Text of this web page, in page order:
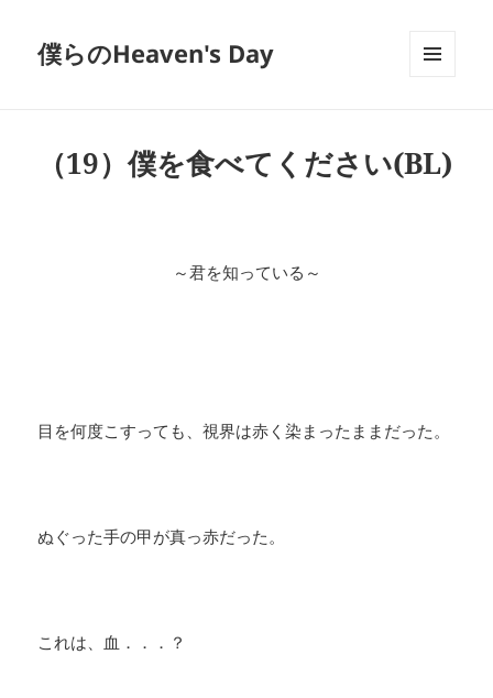
僕らのHeaven's Day
（19）僕を食べてください(BL)
～君を知っている～
目を何度こすっても、視界は赤く染まったままだった。
ぬぐった手の甲が真っ赤だった。
これは、血．．．？